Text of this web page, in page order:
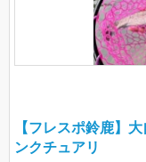
【フレスポ鈴鹿】
ンクチュアリ